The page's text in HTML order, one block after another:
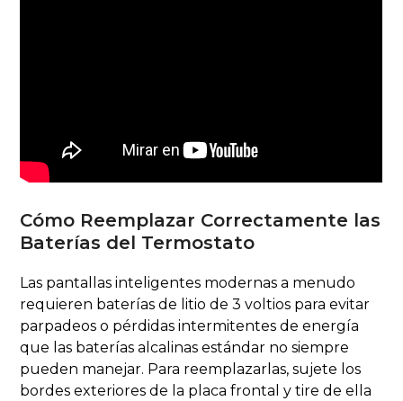
Cómo Reemplazar Correctamente las
Baterías del Termostato
Las pantallas inteligentes modernas a menudo
requieren baterías de litio de 3 voltios para evitar
parpadeos o pérdidas intermitentes de energía
que las baterías alcalinas estándar no siempre
pueden manejar. Para reemplazarlas, sujete los
bordes exteriores de la placa frontal y tire de ella